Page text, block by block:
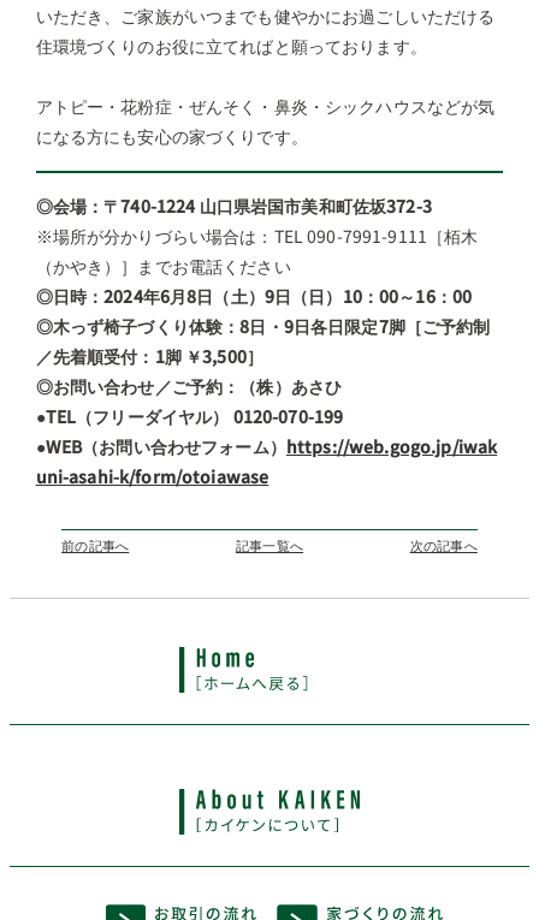
いただき、ご家族がいつまでも健やかにお過ごしいただける
住環境づくりのお役に立てればと願っております。
アトピー・花粉症・ぜんそく・鼻炎・シックハウスなどが気
になる方にも安心の家づくりです。
◎会場：〒740-1224 山口県岩国市美和町佐坂372-3
※場所が分かりづらい場合は：TEL 090-7991-9111［栢木
（かやき）］までお電話ください
◎日時：2024年6月8日（土）9日（日）10：00～16：00
◎木っず椅子づくり体験：8日・9日各日限定7脚［ご予約制
／先着順受付： 1脚 ￥3,500］
◎お問い合わせ／ご予約：（株）あさひ
●TEL（フリーダイヤル） 0120-070-199
●WEB（お問い合わせフォーム） https://web.gogo.jp/iwak
uni-asahi-k/form/otoiawase
前の記事へ 記事一覧へ 次の記事へ